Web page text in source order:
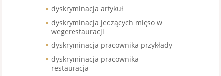
dyskryminacja artykuł
dyskryminacja jedzących mięso w
wegerestauracji
dyskryminacja pracownika przykłady
dyskryminacja pracownika
restauracja